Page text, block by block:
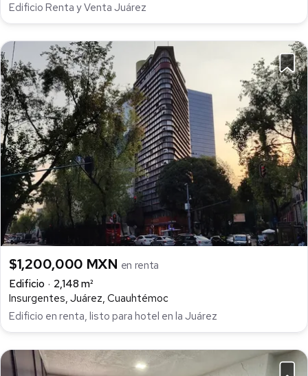
Edificio Renta y Venta Juárez
$1,200,000 MXN en renta
Edificio
2,148 m²
Insurgentes, Juárez, Cuauhtémoc
Edificio en renta, listo para hotel en la Juárez